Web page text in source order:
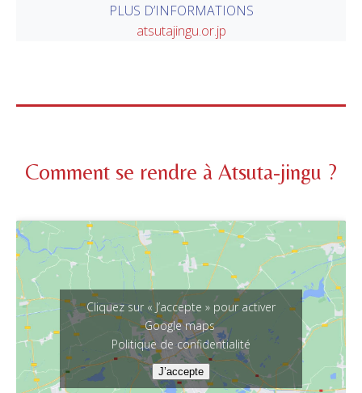
PLUS D’INFORMATIONS
atsutajingu.or.jp
Comment se rendre à Atsuta-jingu ?
Cliquez sur « J’accepte » pour activer
Google maps
Politique de confidentialité
J’accepte